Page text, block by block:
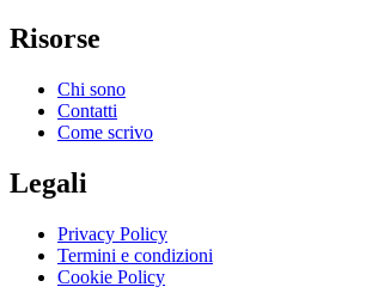
Risorse
Chi sono
Contatti
Come scrivo
Legali
Privacy Policy
Termini e condizioni
Cookie Policy